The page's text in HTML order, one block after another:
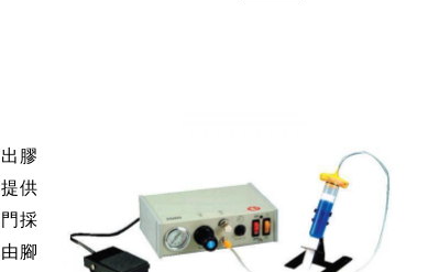
膠
供
採
腳